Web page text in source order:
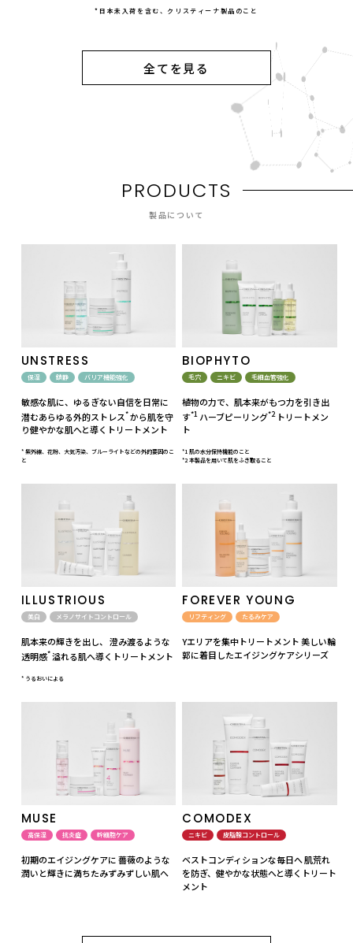
*日本未入荷を含む、クリスティーナ製品のこと
全てを見る
PRODUCTS
製品について
UNSTRESS
保湿 鎮静 バリア機能強化
敏感な肌に、ゆるぎない自信を日常に
潜むあらゆる外的ストレス*から肌を守
り健やかな肌へと導くトリートメント
* 紫外線、花粉、大気汚染、ブルーライトなどの外的要因のこ
と
BIOPHYTO
毛穴 ニキビ 毛細血管強化
植物の力で、肌本来がもつ力を引き出
す*1 ハーブピーリング*2トリートメン
ト
*1 肌の水分保持機能のこと
*2 本製品を用いて肌をふき取ること
ILLUSTRIOUS
美白 メラノサイトコントロール
肌本来の輝きを出し、 澄み渡るような
透明感*溢れる肌へ導くトリートメント
* うるおいによる
FOREVER YOUNG
リフティング たるみケア
Yエリアを集中トリートメント 美しい輪
郭に着目したエイジングケアシリーズ
MUSE
高保湿 抗炎症 幹細胞ケア
初期のエイジングケアに 薔薇のような
潤いと輝きに満ちたみずみずしい肌へ
COMODEX
ニキビ 皮脂腺コントロール
ベストコンディションな毎日へ 肌荒れ
を防ぎ、健やかな状態へと導くトリート
メント